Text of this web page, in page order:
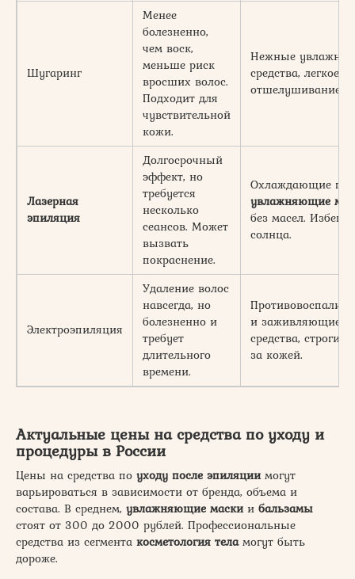
Шугаринг
Менее
болезненно,
чем воск,
меньше риск
вросших волос.
Подходит для
чувствительной
кожи.
Нежные
средства, легкое
отшелушивание.
Лазерная
эпиляция
Долгосрочный
эффект, но
требуется
несколько
сеансов. Может
вызвать
покраснение.
Охлаждающие
увлажняющие
без масел.
солнца.
Электроэпиляция
Удаление волос
навсегда, но
болезненно и
требует
длительного
времени.
и заживляющие
средства, строгий
за кожей.
Актуальные цены на средства по уходу и
процедуры в России
Цены на средства по уходу после эпиляциимогут
варьироваться в зависимости от бренда, объема и
состава. В среднем, увлажняющие маскии бальзамы
стоят от 300 до 2000 рублей. Профессиональные
средства из сегмента косметология теламогут быть
дороже.